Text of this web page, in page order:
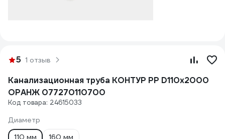
5 1 отзыв
Канализационная труба КОНТУР РР D110x2000
ОРАНЖ 077270110700
Код товара: 24615033
Диаметр
110 мм
160 мм